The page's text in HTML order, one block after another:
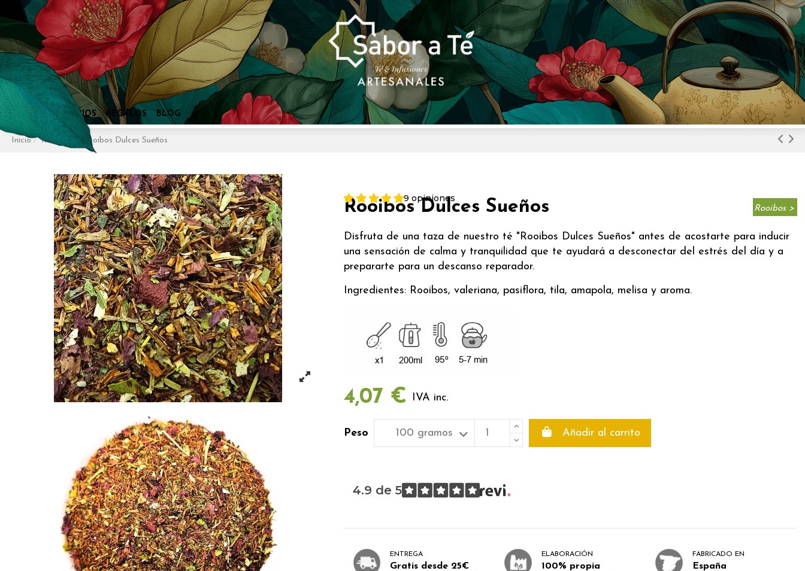
Inicio Rooibos Rooibos Dulces Sueños
Rooibos Dulces Sueños Rooibos >
Disfruta de una taza de nuestro té "Rooibos Dulces Sueños" antes de acostarte para inducir
una sensación de calma y tranquilidad que te ayudará a desconectar del estrés del día y a
prepararte para un descanso reparador.
Ingredientes: Rooibos, valeriana, pasiflora, tila, amapola, melisa y aroma.
4,07 € IVA inc.
Peso Añadir al carrito
4.9 de 5
ENTREGA
Gratis desde 25€
ELABORACIÓN
100% propia
FABRICADO EN
España
9 opiniones